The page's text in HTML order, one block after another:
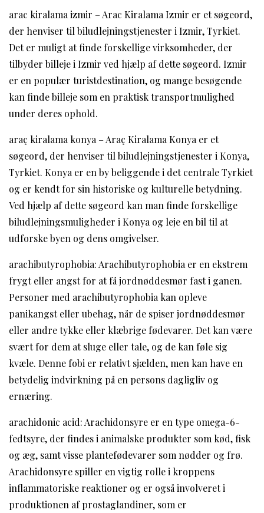
arac kiralama izmir – Arac Kiralama Izmir er et søgeord,
der henviser til biludlejningstjenester i Izmir, Tyrkiet.
Det er muligt at finde forskellige virksomheder, der
tilbyder billeje i Izmir ved hjælp af dette søgeord. Izmir
er en populær turistdestination, og mange besøgende
kan finde billeje som en praktisk transportmulighed
under deres ophold.
araç kiralama konya – Araç Kiralama Konya er et
søgeord, der henviser til biludlejningstjenester i Konya,
Tyrkiet. Konya er en by beliggende i det centrale Tyrkiet
og er kendt for sin historiske og kulturelle betydning.
Ved hjælp af dette søgeord kan man finde forskellige
biludlejningsmuligheder i Konya og leje en bil til at
udforske byen og dens omgivelser.
arachibutyrophobia: Arachibutyrophobia er en ekstrem
frygt eller angst for at få jordnøddesmør fast i ganen.
Personer med arachibutyrophobia kan opleve
panikangst eller ubehag, når de spiser jordnøddesmør
eller andre tykke eller klæbrige fødevarer. Det kan være
svært for dem at sluge eller tale, og de kan føle sig
kvæle. Denne fobi er relativt sjælden, men kan have en
betydelig indvirkning på en persons dagligliv og
ernæring.
arachidonic acid: Arachidonsyre er en type omega-6-
fedtsyre, der findes i animalske produkter som kød, fisk
og æg, samt visse plantefødevarer som nødder og frø.
Arachidonsyre spiller en vigtig rolle i kroppens
inflammatoriske reaktioner og er også involveret i
produktionen af prostaglandiner, som er